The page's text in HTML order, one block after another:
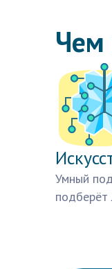
Чем
Умный
подберёт